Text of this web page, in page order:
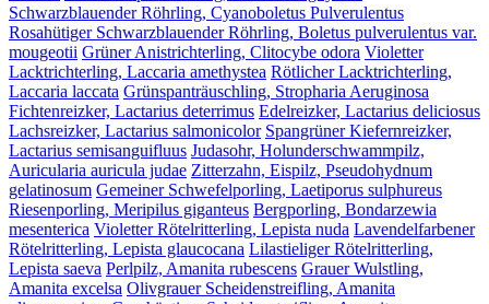
Schwarzblauender Röhrling, Cyanoboletus Pulverulentus
Rosahütiger Schwarzblauender Röhrling, Boletus pulverulentus var.
mougeotii Grüner Anistrichterling, Clitocybe odora Violetter
Lacktrichterling, Laccaria amethystea Rötlicher Lacktrichterling,
Laccaria laccata Grünspanträuschling, Stropharia Aeruginosa
Fichtenreizker, Lactarius deterrimus Edelreizker, Lactarius deliciosus
Lachsreizker, Lactarius salmonicolor Spangrüner Kiefernreizker,
Lactarius semisanguifluus Judasohr, Holunderschwammpilz,
Auricularia auricula judae Zitterzahn, Eispilz, Pseudohydnum
gelatinosum Gemeiner Schwefelporling, Laetiporus sulphureus
Riesenporling, Meripilus giganteus Bergporling, Bondarzewia
mesenterica Violetter Rötelritterling, Lepista nuda Lavendelfarbener
Rötelritterling, Lepista glaucocana Lilastieliger Rötelritterling,
Lepista saeva Perlpilz, Amanita rubescens Grauer Wulstling,
Amanita excelsa Olivgrauer Scheidenstreifling, Amanita